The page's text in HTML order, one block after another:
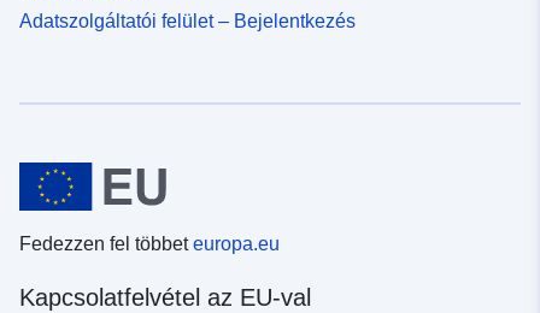
Adatszolgáltatói felület – Bejelentkezés
Fedezzen fel többeteuropa.eu
Kapcsolatfelvétel az EU-val